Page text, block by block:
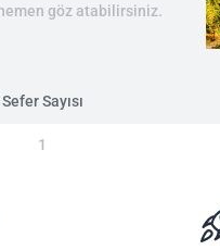
göz atabilirsiniz.
Sefer Sayısı
1